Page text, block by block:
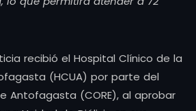
recibió el Hospital Clínico de la
(HCUA) por parte del
Antofagasta (CORE), al aprobar